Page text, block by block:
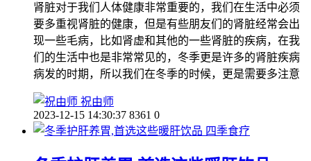
肾脏对于我们人体健康非常重要的，我们在生活中必须
要多重视肾脏的健康，但是有些朋友们的肾脏经常会出
现一些毛病，比如肾虚和其他的一些肾脏的疾病，在我
们的生活中也是非常常见的，冬季更是许多的肾脏疾病
病发的时期，所以我们在冬季的时候，更是需要多注意
祝由师
2023-12-15 14:30:37 8361 0
四季食疗